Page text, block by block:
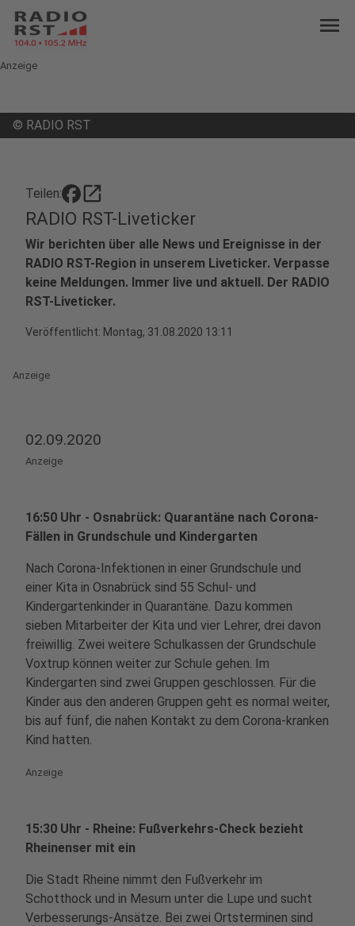
menu
Anzeige
© RADIO RST
Teilen: open_in_new
RADIO RST-Liveticker
Wir berichten über alle News und Ereignisse in der
RADIO RST-Region in unserem Liveticker. Verpasse
keine Meldungen. Immer live und aktuell. Der RADIO
RST-Liveticker.
Veröffentlicht: Montag, 31.08.2020 13:11
Anzeige
02.09.2020
Anzeige
16:50 Uhr - Osnabrück: Quarantäne nach Corona-
Fällen in Grundschule und Kindergarten
Nach Corona-Infektionen in einer Grundschule und
einer Kita in Osnabrück sind 55 Schul- und
Kindergartenkinder in Quarantäne. Dazu kommen
sieben Mitarbeiter der Kita und vier Lehrer, drei davon
freiwillig. Zwei weitere Schulkassen der Grundschule
Voxtrup können weiter zur Schule gehen. Im
Kindergarten sind zwei Gruppen geschlossen. Für die
Kinder aus den anderen Gruppen geht es normal weiter,
bis auf fünf, die nahen Kontakt zu dem Corona-kranken
Kind hatten.
Anzeige
15:30 Uhr - Rheine: Fußverkehrs-Check bezieht
Rheinenser mit ein
Die Stadt Rheine nimmt den Fußverkehr im
Schotthock und in Mesum unter die Lupe und sucht
Verbesserungs-Ansätze. Bei zwei Ortsterminen sind